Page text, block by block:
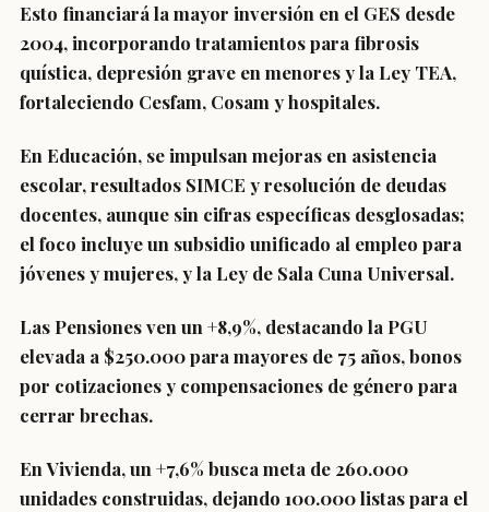
Esto financiará la mayor inversión en el GES desde
2004, incorporando tratamientos para fibrosis
quística, depresión grave en menores y la Ley TEA,
fortaleciendo Cesfam, Cosam y hospitales.
En Educación, se impulsan mejoras en asistencia
escolar, resultados SIMCE y resolución de deudas
docentes, aunque sin cifras específicas desglosadas;
el foco incluye un subsidio unificado al empleo para
jóvenes y mujeres, y la Ley de Sala Cuna Universal.
Las Pensionesven un +8,9%, destacando la PGU
elevada a $250.000 para mayores de 75 años, bonos
por cotizaciones y compensaciones de género para
cerrar brechas.
EnVivienda, un +7,6% busca meta de 260.000
unidades construidas, dejando 100.000 listas para el